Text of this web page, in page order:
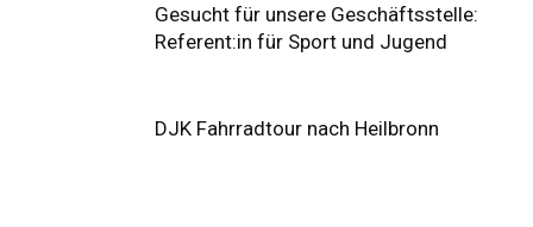
Gesucht für unsere Geschäftsstelle:
Referent:in für Sport und Jugend
DJK Fahrradtour nach Heilbronn